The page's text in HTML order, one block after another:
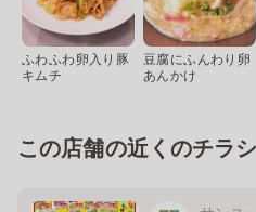
ふわふわ卵入り豚
キムチ
豆腐にふんわり卵
あんかけ
この店舗の近くのチラシ